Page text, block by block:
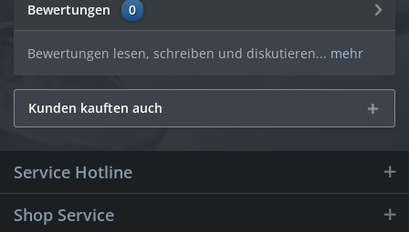
Bewertungen 0
Bewertungen lesen, schreiben und diskutieren... mehr
Kunden kauften auch
Service Hotline
Shop Service